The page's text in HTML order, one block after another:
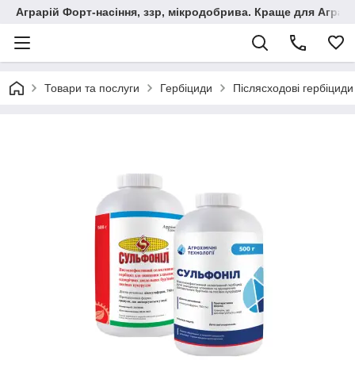
Аграрій Форт-насіння, ззр, мікродобрива. Краще для
Товари та послуги Гербіциди Післясходові гербіциди